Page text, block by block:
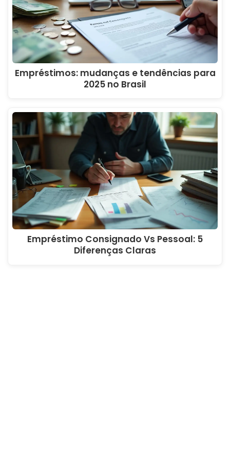
Empréstimos: mudanças e tendências para
2025 no Brasil
Empréstimo Consignado Vs Pessoal: 5
Diferenças Claras